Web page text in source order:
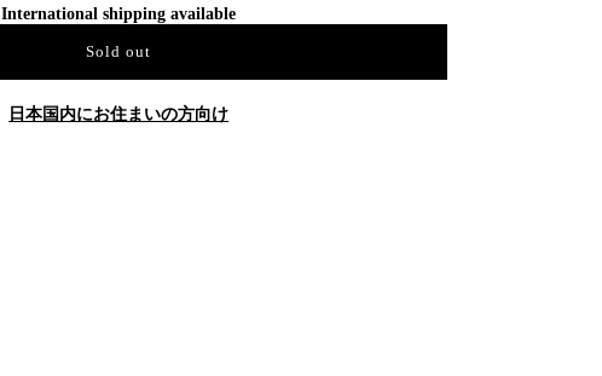
International shipping available
Sold out
日本国内にお住まいの方向け